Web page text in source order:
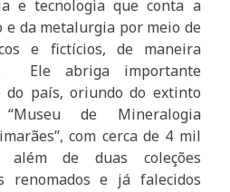
e tecnologia que conta a
da metalurgia por meio de
e fictícios, de maneira
Ele abriga importante
do país, oriundo do extinto
de Mineralogia
com cerca de 4 mil
além de duas coleções
renomados e já falecidos